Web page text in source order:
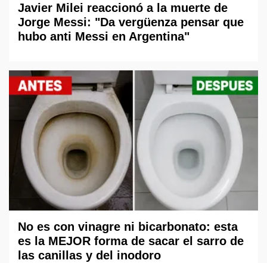
Javier Milei reaccionó a la muerte de
Jorge Messi: "Da vergüenza pensar que
hubo anti Messi en Argentina"
No es con vinagre ni bicarbonato: esta
es la MEJOR forma de sacar el sarro de
las canillas y del inodoro